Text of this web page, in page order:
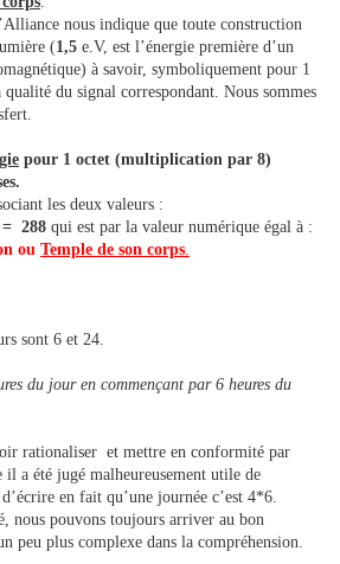
nous indique que toute construction
(1,5 e.V, est l’énergie première d’un
à savoir, symboliquement pour 1
qualité du signal correspondant. Nous sommes
pour 1 octet (multiplication par 8)
les deux valeurs :
= 288 qui est par la valeur numérique égal à :
ou Temple de son corps.
sont 6 et 24.
du jour en commençant par 6 heures du
rationaliser et mettre en conformité par
a été jugé malheureusement utile de
en fait qu’une journée c’est 4*6.
nous pouvons toujours arriver au bon
peu plus complexe dans la compréhension.